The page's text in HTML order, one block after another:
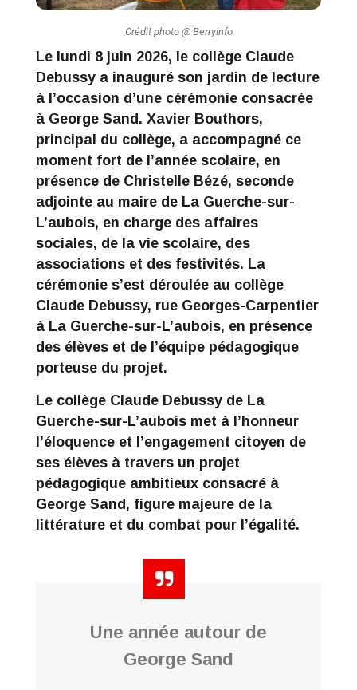
Crédit photo @ Berryinfo
Le lundi 8 juin 2026, le collège Claude
Debussy a inauguré son jardin de lecture
à l’occasion d’une cérémonie consacrée
à George Sand. Xavier Bouthors,
principal du collège, a accompagné ce
moment fort de l’année scolaire, en
présence de Christelle Bézé, seconde
adjointe au maire de La Guerche-sur-
L’aubois, en charge des affaires
sociales, de la vie scolaire, des
associations et des festivités. La
cérémonie s’est déroulée au collège
Claude Debussy, rue Georges-Carpentier
à La Guerche-sur-L’aubois, en présence
des élèves et de l’équipe pédagogique
porteuse du projet.
Le collège Claude Debussy de La
Guerche-sur-L’aubois met à l’honneur
l’éloquence et l’engagement citoyen de
ses élèves à travers un projet
pédagogique ambitieux consacré à
George Sand, figure majeure de la
littérature et du combat pour l’égalité.
Une année autour de
George Sand